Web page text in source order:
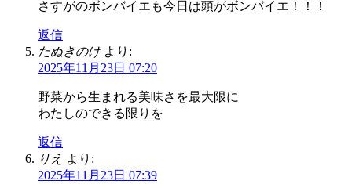
さすがのボンバイエも今日は頭がボンバイエ！！！
返信
たぬきのけ より:
2025年11月23日 07:20
野菜から生まれる美味さを最大限に
わたしのできる限りを
返信
りえ より:
2025年11月23日 07:39